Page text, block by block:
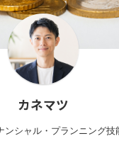
カネマツ
ンシャル・プランニング技